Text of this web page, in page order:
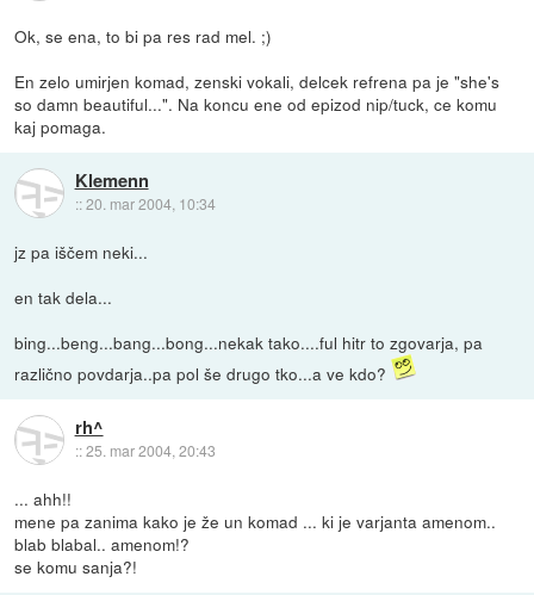
Ok, se ena, to bi pa res rad mel. ;)
En zelo umirjen komad, zenski vokali, delcek refrena pa je "she's
so damn beautiful...". Na koncu ene od epizod nip/tuck, ce komu
kaj pomaga.
Klemenn
::20. mar 2004, 10:34
jz pa iščem neki...
en tak dela...
bing...beng...bang...bong...nekak tako....ful hitr to zgovarja, pa
različno povdarja..pa pol še drugo tko...a ve kdo?
rh^
::25. mar 2004, 20:43
... ahh!!
mene pa zanima kako je že un komad ... ki je varjanta amenom..
blab blabal.. amenom!?
se komu sanja?!